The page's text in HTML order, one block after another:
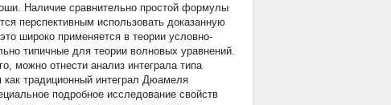
Наличие сравнительно простой формулы
перспективным использовать доказанную
широко применяется в теории условно-
типичные для теории волновых уравнений.
можно отнести анализ интеграла типа
традиционный интеграл Дюамеля
подробное исследование свойств